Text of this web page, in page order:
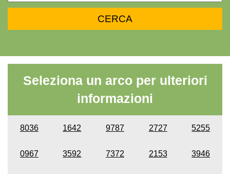
Seleziona un arco per ulteriori
informazioni
8036 1642 9787 2727 5255
0967 3592 7372 2153 3946